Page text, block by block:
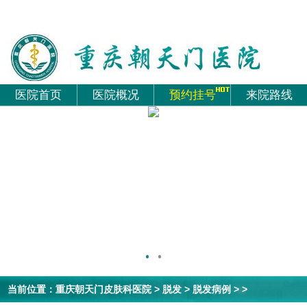
医院首页 医院概况 预约挂号 来院路线
当前位置：重庆朝天门皮肤科医院> 脱发 > 脱发病例 > >